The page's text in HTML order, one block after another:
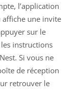
l’application
une invite
sur le
instructions
Si vous ne
de réception
retrouver le